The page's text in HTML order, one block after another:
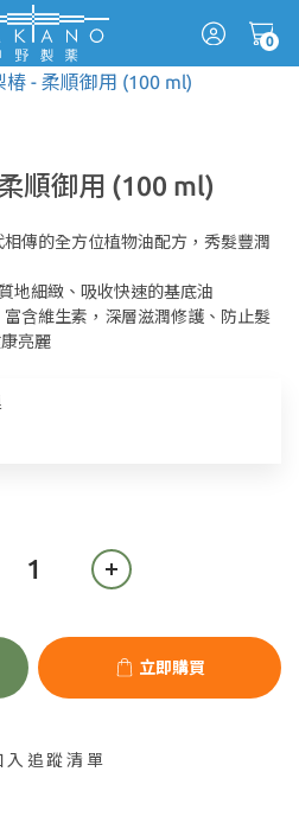
順御用 (100 ml)
傳的全方位植物油配方，秀髮豐潤
地細緻、吸收快速的基底油
含維生素，深層滋潤修護、防止髮
亮麗
立即購買
入追蹤清單